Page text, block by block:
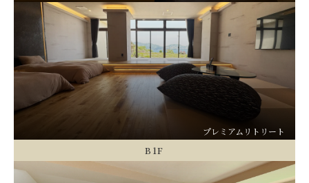
プレミアムリトリート
B1F